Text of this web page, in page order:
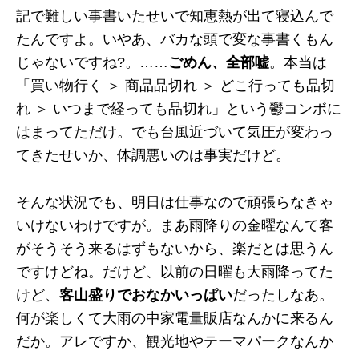
記で難しい事書いたせいで知恵熱が出て寝込んで
たんですよ。いやあ、バカな頭で変な事書くもん
じゃないですね?。…… ごめん、全部嘘。本当は
「買い物行く ＞ 商品品切れ ＞ どこ行っても品切
れ ＞ いつまで経っても品切れ」という鬱コンボに
はまってただけ。でも台風近づいて気圧が変わっ
てきたせいか、体調悪いのは事実だけど。
そんな状況でも、明日は仕事なので頑張らなきゃ
いけないわけですが。まあ雨降りの金曜なんて客
がそうそう来るはずもないから、楽だとは思うん
ですけどね。だけど、以前の日曜も大雨降ってた
けど、 客山盛りでおなかいっぱいだったしなあ。
何が楽しくて大雨の中家電量販店なんかに来るん
だか。アレですか、観光地やテーマパークなんか